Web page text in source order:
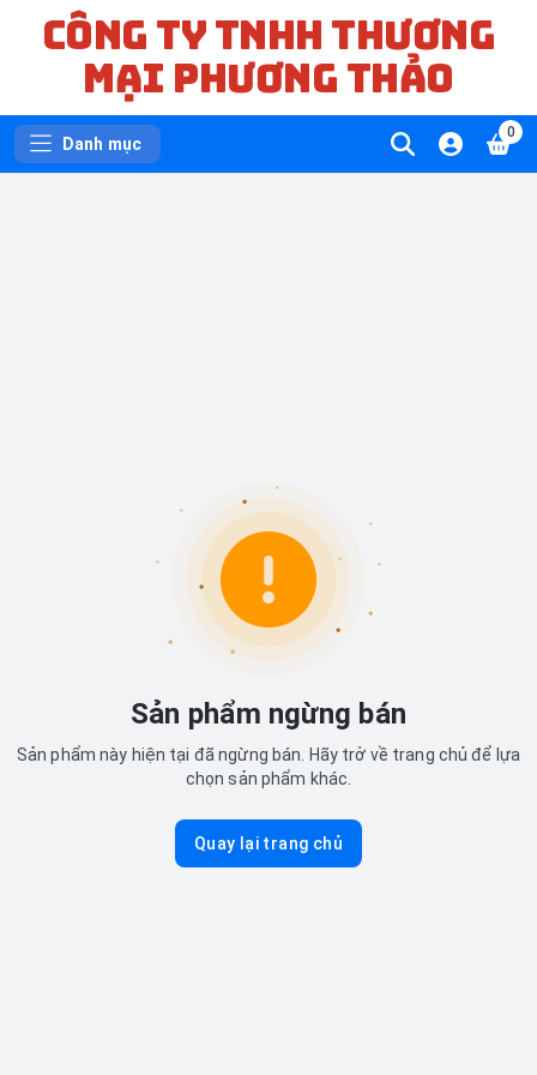
CÔNG TY TNHH THƯƠNG
MẠI PHƯƠNG THẢO
Danh mục
0
Sản phẩm ngừng bán
Sản phẩm này hiện tại đã ngừng bán. Hãy trở về trang chủ để lựa
chọn sản phẩm khác.
Quay lại trang chủ